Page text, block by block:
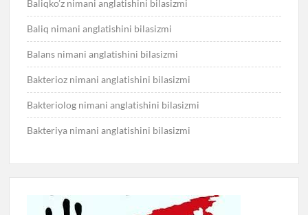
Baliqko’z nimani anglatishini bilasizmi
Baliq nimani anglatishini bilasizmi
Balans nimani anglatishini bilasizmi
Bakterioz nimani anglatishini bilasizmi
Bakteriolog nimani anglatishini bilasizmi
Bakteriya nimani anglatishini bilasizmi